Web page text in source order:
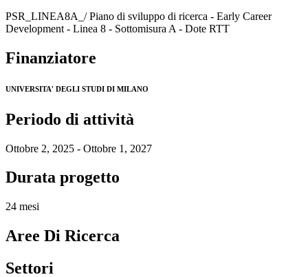
PSR_LINEA8A_/ Piano di sviluppo di ricerca - Early Career
Development - Linea 8 - Sottomisura A - Dote RTT
Finanziatore
UNIVERSITA' DEGLI STUDI DI MILANO
Periodo di attività
Ottobre 2, 2025 - Ottobre 1, 2027
Durata progetto
24 mesi
Aree Di Ricerca
Settori